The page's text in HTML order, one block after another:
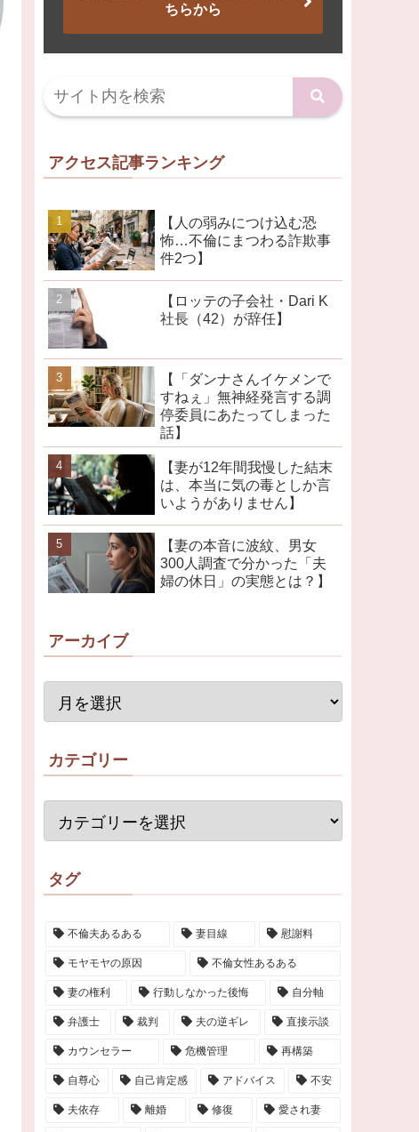
ちらから
アクセス記事ランキング
【人の弱みにつけ込む恐
怖…不倫にまつわる詐欺事
件2つ】
【ロッテの子会社・Dari K
社長（42）が辞任】
【「ダンナさんイケメンで
すねぇ」無神経発言する調
停委員にあたってしまった
話】
【妻が12年間我慢した結末
は、本当に気の毒としか言
いようがありません】
【妻の本音に波紋、男女
300人調査で分かった「夫
婦の休日」の実態とは？】
アーカイブ
カテゴリー
タグ
不倫夫あるある 妻目線 慰謝料
モヤモヤの原因 不倫女性あるある
妻の権利 行動しなかった後悔 自分軸
弁護士 裁判 夫の逆ギレ 直接示談
カウンセラー 危機管理 再構築
自尊心 自己肯定感 アドバイス 不安
夫依存 離婚 修復 愛され妻